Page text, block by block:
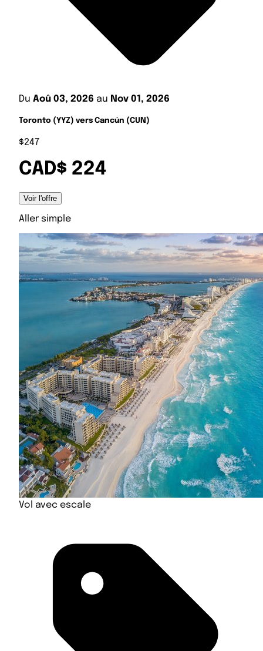
Du Aoû 03, 2026 au Nov 01, 2026
Toronto (YYZ) vers Cancún (CUN)
$247
CAD$ 224
Voir l'offre
Aller simple
Vol avec escale